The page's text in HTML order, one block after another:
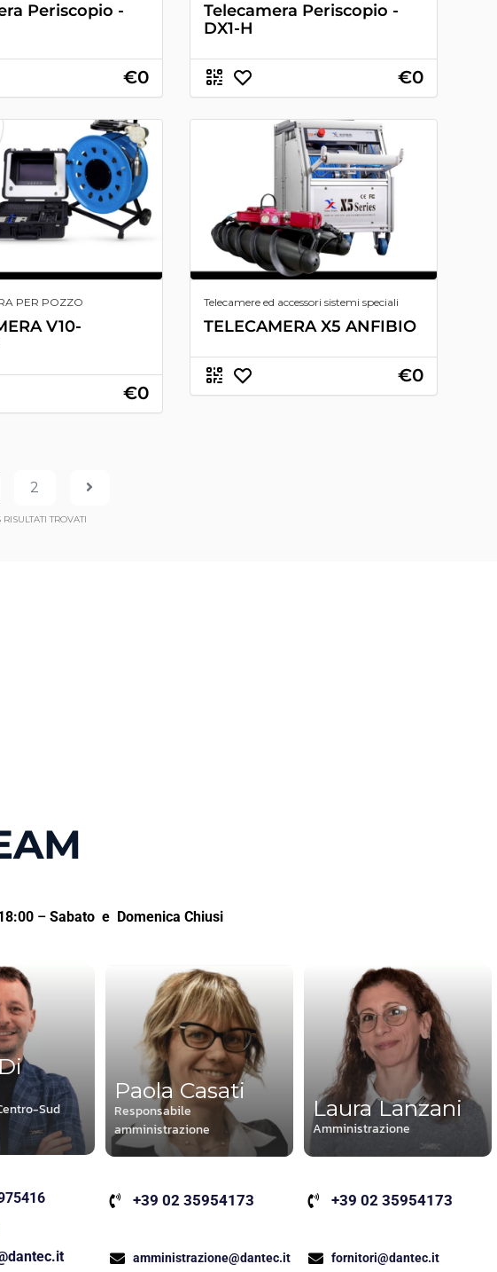
Periscopio -
€0
Telecamera Periscopio -
DX1-H
€0
PER POZZO
V10-
€0
Telecamere ed accessori sistemi speciali
TELECAMERA X5 ANFIBIO
€0
2
RISULTATI TROVATI
– Sabato e Domenica Chiusi
Sud
Paola Casati
Responsabile
amministrazione
+39 02 35954173
amministrazione@dantec.it
Laura Lanzani
Amministrazione
+39 02 35954173
fornitori@dantec.it